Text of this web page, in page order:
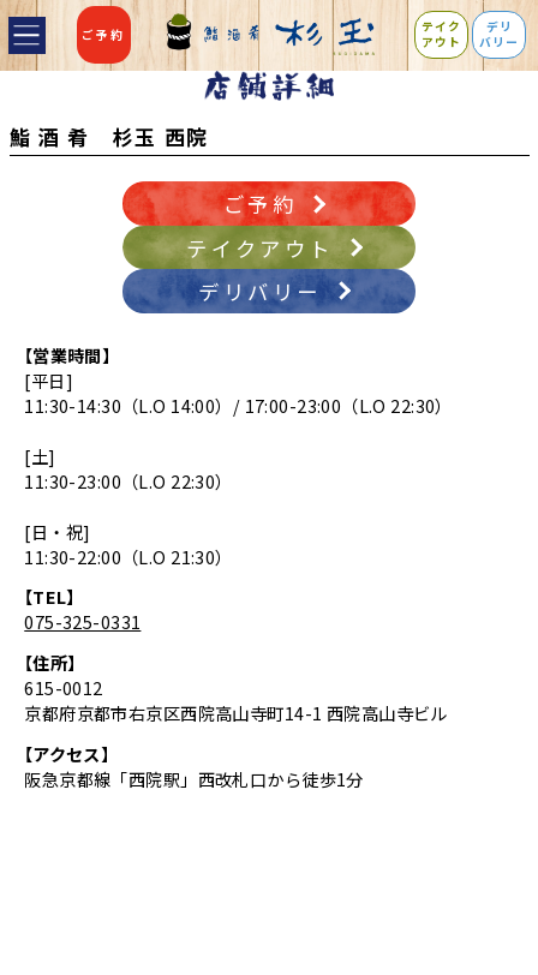
ご予約
テイク
アウト
デリ
バリー
鮨 酒 肴 杉玉 西院
ご予約
テイクアウト
デリバリー
【営業時間】
[平日]
11:30-14:30（L.O 14:00）/ 17:00-23:00（L.O 22:30）
[土]
11:30-23:00（L.O 22:30）
[日・祝]
11:30-22:00（L.O 21:30）
【TEL】
075-325-0331
【住所】
615-0012
京都府京都市右京区西院高山寺町14-1 西院高山寺ビル
【アクセス】
阪急京都線「西院駅」西改札口から徒歩1分